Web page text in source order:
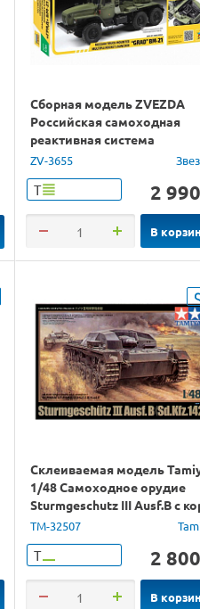
Сборная модель ZVEZDA
Российская самоходная
реактивная система
залпового огня "Град" БМ-
1/35
ZV-3655
Т 2 990
В
Склеиваемая модель
1/48 Самоходное орудие
Sturmgeschutz III Ausf.B с
Стволом
TM-32507
Т 2 800
В